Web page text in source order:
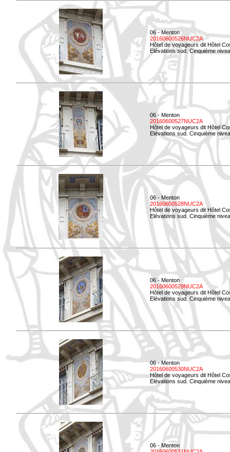
06 - Menton
20160600526NUC2A
Hôtel de voyageurs dit Hôtel
Elévations sud. Cinquième
06 - Menton
20160600527NUC2A
Hôtel de voyageurs dit Hôtel
Elévations sud. Cinquième
06 - Menton
20160600528NUC2A
Hôtel de voyageurs dit Hôtel
Elévations sud. Cinquième
06 - Menton
20160600529NUC2A
Hôtel de voyageurs dit Hôtel
Elévations sud. Cinquième
06 - Menton
20160600530NUC2A
Hôtel de voyageurs dit Hôtel
Elévations sud. Cinquième
06 - Menton